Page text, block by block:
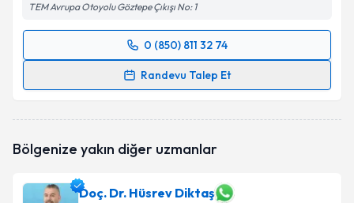
TEM Avrupa Otoyolu Göztepe Çıkışı No: 1
0 (850) 811 32 74
Randevu Talep Et
Randevu Takvimi Talebi
talebi oluşturun. Size bu uzmandan randevu almanız
bilgilendireceğiz.
E-posta Adresiniz
Bölgenize yakın diğer uzmanlar
Doç. Dr. Hüsrev Diktaş